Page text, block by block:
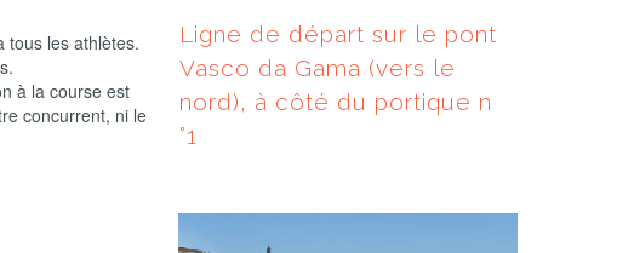
tous les athlètes.
à la course est
concurrent, ni le
Ligne de départ sur le pont
Vasco da Gama (vers le
nord), à côté du portique n
°1